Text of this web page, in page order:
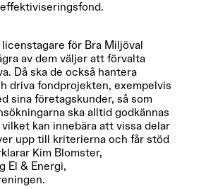
för Bra Miljöval
av dem väljer att förvalta
Då ska de också hantera
driva fondprojekten, exempelvis
sina företagskunder, så som
ska alltid godkännas
kan innebära att vissa delar
upp till kriterierna och får stöd
Kim Blomster,
El & Energi,